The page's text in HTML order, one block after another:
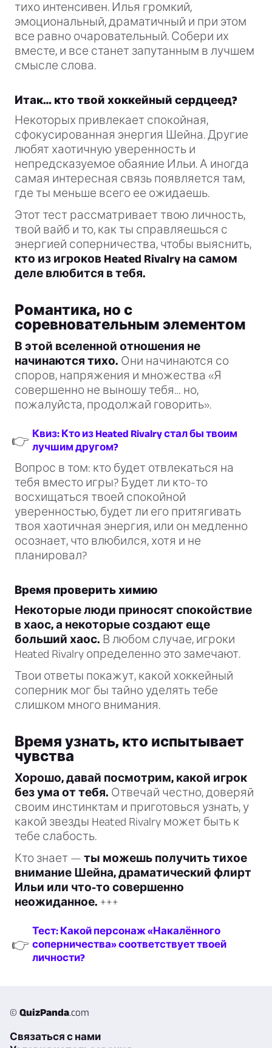
тихо интенсивен. Илья громкий,
эмоциональный, драматичный и при этом
все равно очаровательный. Собери их
вместе, и все станет запутанным в лучшем
смысле слова.
Итак… кто твой хоккейный сердцеед?
Некоторых привлекает спокойная,
сфокусированная энергия Шейна. Другие
любят хаотичную уверенность и
непредсказуемое обаяние Ильи. А иногда
самая интересная связь появляется там,
где ты меньше всего ее ожидаешь.
Этот тест рассматривает твою личность,
твой вайб и то, как ты справляешься с
энергией соперничества, чтобы выяснить,
кто из игроков Heated Rivalry на самом
деле влюбится в тебя.
Романтика, но с
соревновательным элементом
В этой вселенной отношения не
начинаются тихо. Они начинаются со
споров, напряжения и множества «Я
совершенно не выношу тебя… но,
пожалуйста, продолжай говорить».
👉 Квиз: Кто из Heated Rivalry стал бы твоим
лучшим другом?
Вопрос в том: кто будет отвлекаться на
тебя вместо игры? Будет ли кто-то
восхищаться твоей спокойной
уверенностью, будет ли его притягивать
твоя хаотичная энергия, или он медленно
осознает, что влюбился, хотя и не
планировал?
Время проверить химию
Некоторые люди приносят спокойствие
в хаос, а некоторые создают еще
больший хаос. В любом случае, игроки
Heated Rivalry определенно это замечают.
Твои ответы покажут, какой хоккейный
соперник мог бы тайно уделять тебе
слишком много внимания.
Время узнать, кто испытывает
чувства
Хорошо, давай посмотрим, какой игрок
без ума от тебя. Отвечай честно, доверяй
своим инстинктам и приготовься узнать, у
какой звезды Heated Rivalry может быть к
тебе слабость.
Кто знает — ты можешь получить тихое
внимание Шейна, драматический флирт
Ильи или что-то совершенно
неожиданное. +++
👉
Тест: Какой персонаж «Накалённого
соперничества» соответствует твоей
личности?
© QuizPanda.com
Связаться с нами